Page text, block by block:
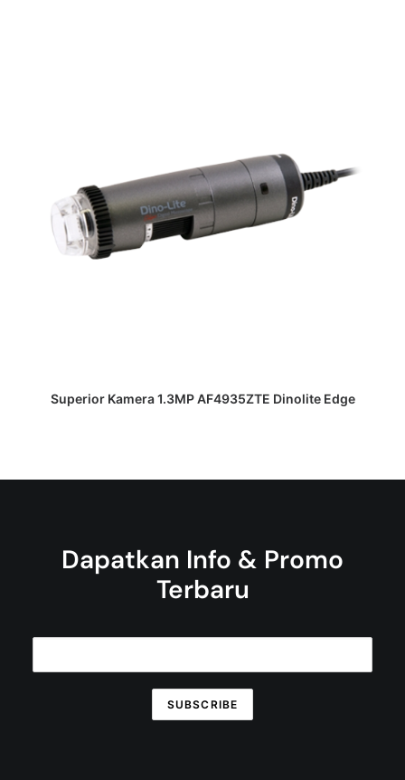
DAPATKAN PENAWARAN HARGA
Superior Kamera 1.3MP AF4935ZTE Dinolite Edge
Dapatkan Info & Promo
Terbaru